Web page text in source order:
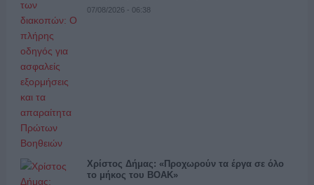
07/08/2026 - 06:38
Χρίστος Δήμας: «Προχωρούν τα έργα σε όλο
το μήκος του ΒΟΑΚ»